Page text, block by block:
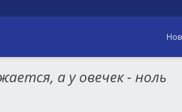
а у овечек - ноль